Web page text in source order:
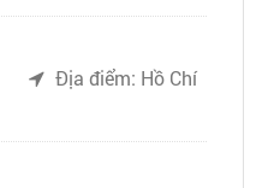
Địa điểm: Hồ Chí